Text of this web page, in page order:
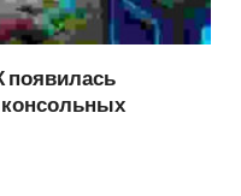
появилась
консольных